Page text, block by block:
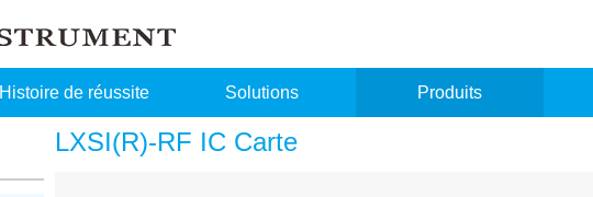
Histoire de réussite Solutions Produits
LXSI(R)-RF IC Carte